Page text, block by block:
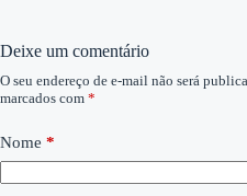
Deixe um comentário
O seu endereço de e-mail não será
marcados com *
Nome *